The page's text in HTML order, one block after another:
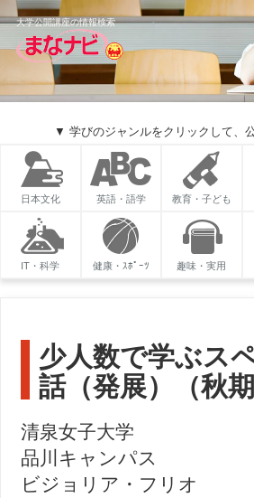
大学公開講座の情報検索
▼ 学びのジャンルをクリックして、
日本文化 英語・語学 教育・子ども
IT・科学 健康・ｽﾎﾟｰﾂ 趣味・実用
少人数で学ぶス
話（発展）（秋期
清泉女子大学
品川キャンパス
ビジョリア・フリオ